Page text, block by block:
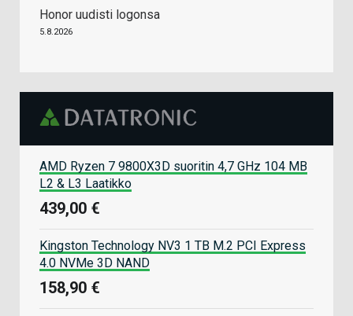
Honor uudisti logonsa
5.8.2026
AMD Ryzen 7 9800X3D suoritin 4,7 GHz 104 MB
L2 & L3 Laatikko
439,00 €
Kingston Technology NV3 1 TB M.2 PCI Express
4.0 NVMe 3D NAND
158,90 €